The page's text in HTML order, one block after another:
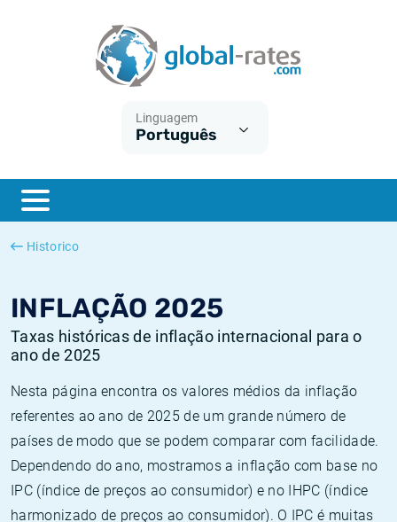
Linguagem
Português
Historico
INFLAÇÃO 2025
Taxas históricas de inflação internacional para o
ano de 2025
Nesta página encontra os valores médios da inflação
referentes ao ano de 2025 de um grande número de
países de modo que se podem comparar com facilidade.
Dependendo do ano, mostramos a inflação com base no
IPC (índice de preços ao consumidor) e no IHPC (índice
harmonizado de preços ao consumidor). O IPC é muitas
ESTER
SONIA
O que é a inflação do IPC?
O que é a inflação do IHPC?
Inflação Estados Unidos
Inflação Europa
Taxas Euribor históricas
Taxas ESTER históricas
Taxas SONIA históricas
Taxas TONAR históricas
Calculadora de inflação